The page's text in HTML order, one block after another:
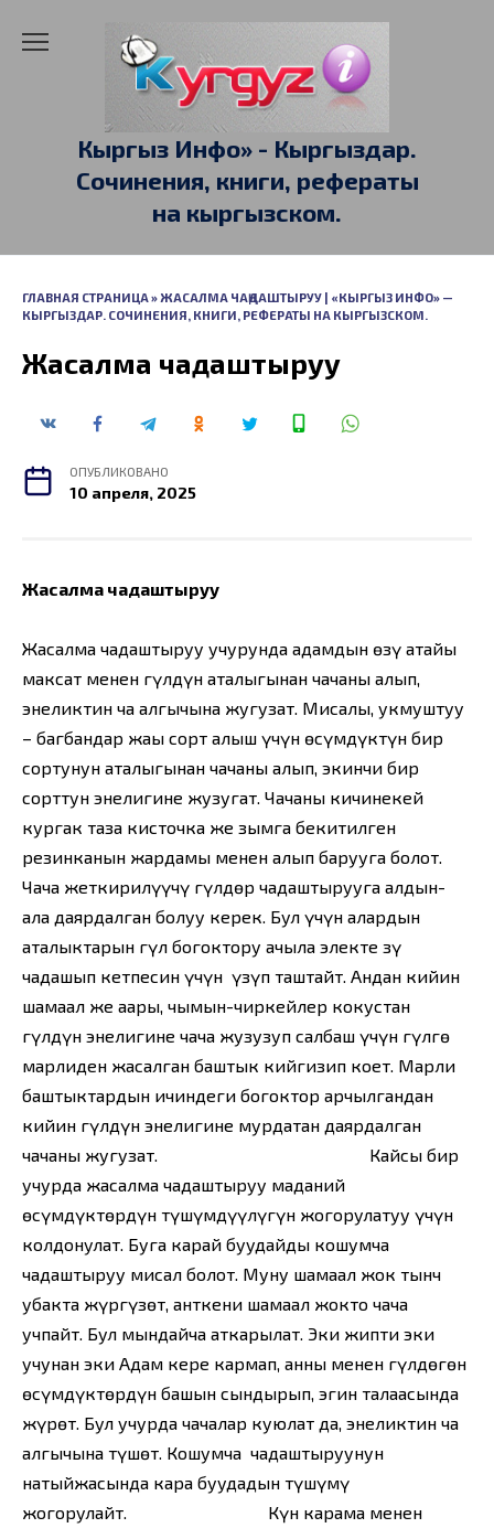
Кыргыз Инфо» - Кыргыздар.
Сочинения, книги, рефераты
на кыргызском.
ГЛАВНАЯ СТРАНИЦА» ЖАСАЛМА ЧАҢДАШТЫРУУ | «КЫРГЫЗ ИНФО» —
КЫРГЫЗДАР. СОЧИНЕНИЯ, КНИГИ, РЕФЕРАТЫ НА КЫРГЫЗСКОМ.
Жасалма чаңдаштыруу
ОПУБЛИКОВАНО
10 апреля, 2025
Жасалма чаңдаштыруу
Жасалма чаңдаштыруу учурунда адамдын өзү атайы
максат менен гүлдүн аталыгынан чаңчаны алып,
энеликтин чаң алгычына жугузат. Мисалы, укмуштуу
– багбандар жаңы сорт алыш үчүн өсүмдүктүн бир
сортунун аталыгынан чаңчаны алып, экинчи бир
сорттун энелигине жузугат. Чаңчаны кичинекей
кургак таза кисточка же зымга бекитилген
резинканын жардамы менен алып барууга болот.
Чаңча жеткирилүүчү гүлдөр чаңдаштырууга алдын-
ала даярдалган болуу керек. Бул үчүн алардын
аталыктарын гүл богоктору ачыла электе зү
чаңдашып кетпесин үчүн үзүп таштайт. Андан кийин
шамаал же аары, чымын-чиркейлер кокустан
гүлдүн энелигине чаңча жузузуп салбаш үчүн гүлгө
марлиден жасалган баштык кийгизип коет. Марли
баштыктардын ичиндеги богоктор арчылгандан
кийин гүлдүн энелигине мурдатан даярдалган
чаңчаны жугузат. Кайсы бир
учурда жасалма чаңдаштыруу маданий
өсүмдүктөрдүн түшүмдүүлүгүн жогорулатуу үчүн
колдонулат. Буга карай буудайды кошумча
чаңдаштыруу мисал болот. Муну шамаал жок тынч
убакта жүргүзөт, анткени шамаал жокто чаңча
учпайт. Бул мындайча аткарылат. Эки жипти эки
учунан эки Адам кере кармап, анны менен гүлдөгөн
өсүмдүктөрдүн башын сындырып, эгин талаасында
жүрөт. Бул учурда чаңчалар куюлат да, энеликтин чаң
алгычына түшөт. Кошумча чаңдаштыруунун
натыйжасында кара буудадын түшүмү
жогорулайт. Күн карама менен